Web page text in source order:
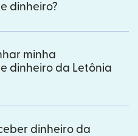
dinheiro?
minha
dinheiro da Letônia
dinheiro da